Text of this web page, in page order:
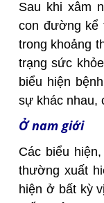
Sau khi xâm
con đường kể
trong khoảng
trạng sức
biểu hiện
sự khác nhau,
Ở nam giới
Các biểu
thường xuất
hiện ở bất kỳ